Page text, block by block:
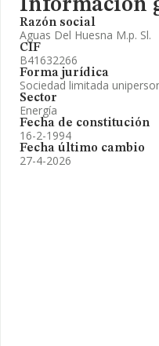
Información
Razón social
Aguas Del Huesna M.p. Sl.
CIF
B41632266
Forma jurídica
Sociedad limitada
Sector
Energía
Fecha de constitución
16-2-1994
Fecha último cambio
27-4-2026